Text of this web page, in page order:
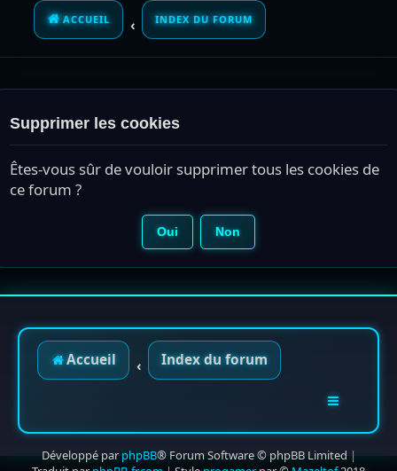
ACCUEIL INDEX DU FORUM
Supprimer les cookies
Êtes-vous sûr de vouloir supprimer tous les cookies de
ce forum ?
Accueil Index du forum
Développé parphpBB® Forum Software © phpBB Limited |